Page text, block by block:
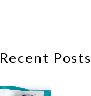
Recent Posts